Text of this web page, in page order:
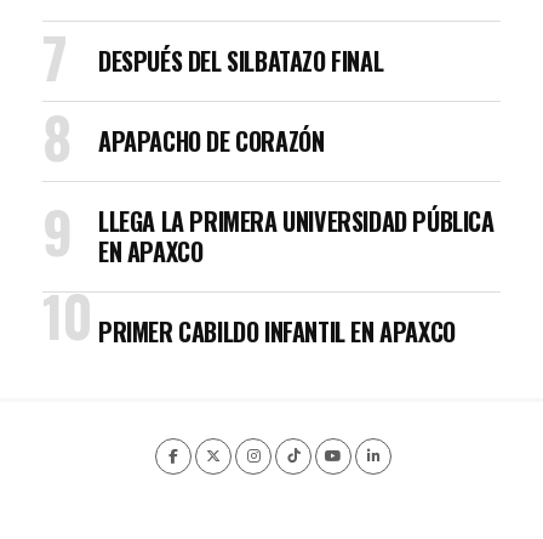
DESPUÉS DEL SILBATAZO FINAL
APAPACHO DE CORAZÓN
LLEGA LA PRIMERA UNIVERSIDAD PÚBLICA
EN APAXCO
PRIMER CABILDO INFANTIL EN APAXCO